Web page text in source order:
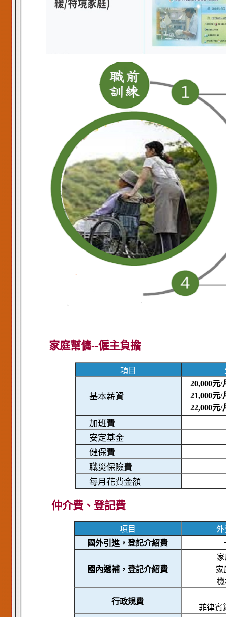
家庭幫傭--僱主負擔
項目
基本薪資
20,000元/
21,000元/
22,000元/
加班費
安定基金
健保費
職災保險費
每月花費金額
仲介費、登記費
項目
外
國外引進，登記介紹費
國內遞補，登記介紹費
家
行政規費
菲律賓